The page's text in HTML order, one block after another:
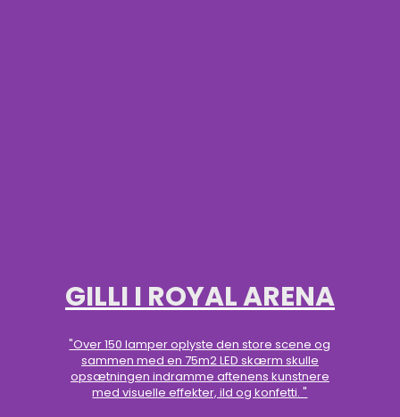
GILLI I ROYAL ARENA
"Over 150 lamper oplyste den store scene og
sammen med en 75m2 LED skærm skulle
opsætningen indramme aftenens kunstnere
med visuelle effekter, ild og konfetti. "